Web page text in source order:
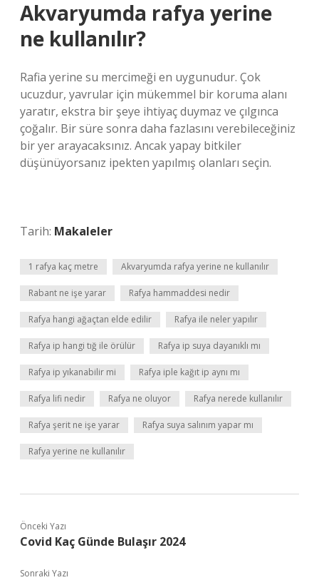
Akvaryumda rafya yerine
ne kullanılır?
Rafia yerine su mercimeği en uygunudur. Çok
ucuzdur, yavrular için mükemmel bir koruma alanı
yaratır, ekstra bir şeye ihtiyaç duymaz ve çılgınca
çoğalır. Bir süre sonra daha fazlasını verebileceğiniz
bir yer arayacaksınız. Ancak yapay bitkiler
düşünüyorsanız ipekten yapılmış olanları seçin.
Tarih: Makaleler
1 rafya kaç metre Akvaryumda rafya yerine ne kullanılır
Rabant ne işe yarar Rafya hammaddesi nedir
Rafya hangi ağaçtan elde edilir Rafya ile neler yapılır
Rafya ip hangi tığ ile örülür Rafya ip suya dayanıklı mı
Rafya ip yıkanabilir mi Rafya iple kağıt ip aynı mı
Rafya lifi nedir Rafya ne oluyor Rafya nerede kullanılır
Rafya şerit ne işe yarar Rafya suya salınım yapar mı
Rafya yerine ne kullanılır
Önceki Yazı
Covid Kaç Günde Bulaşır 2024
Sonraki Yazı